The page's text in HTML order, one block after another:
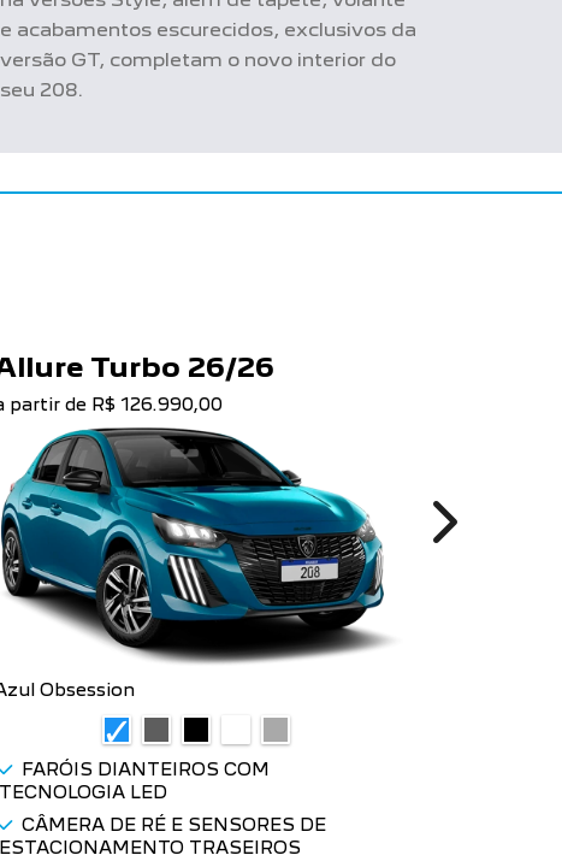
SOFISTICAÇÃO
Novos bancos com costura especial e
volante esportivo com diâmetro reduzido
na versões Style, além de tapete, volante
e acabamentos escurecidos, exclusivos da
versão GT, completam o novo interior do